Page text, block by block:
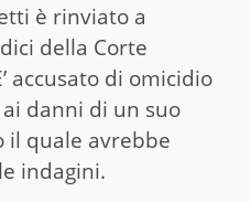
è rinviato a
della Corte
accusato di omicidio
danni di un suo
il quale avrebbe
indagini.